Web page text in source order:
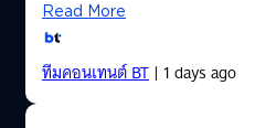
Read More
ทีมคอนเทนต์ BT| 1 days ago